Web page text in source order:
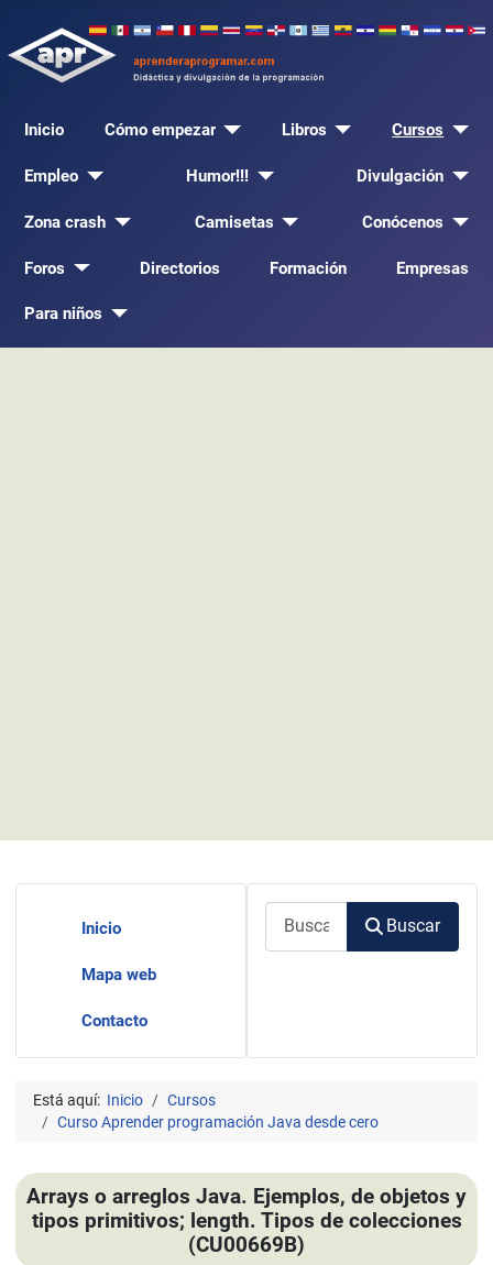
Inicio Cómo empezar Libros Cursos
Empleo Humor!!! Divulgación
Zona crash Camisetas Conócenos
Foros Directorios Formación Empresas
Para niños
Inicio
Mapa web
Contacto
Buscar
Está aquí: Inicio
Cursos
Curso Aprender programación Java desde cero
Arrays o arreglos Java. Ejemplos, de objetos y
tipos primitivos; length. Tipos de colecciones
(CU00669B)